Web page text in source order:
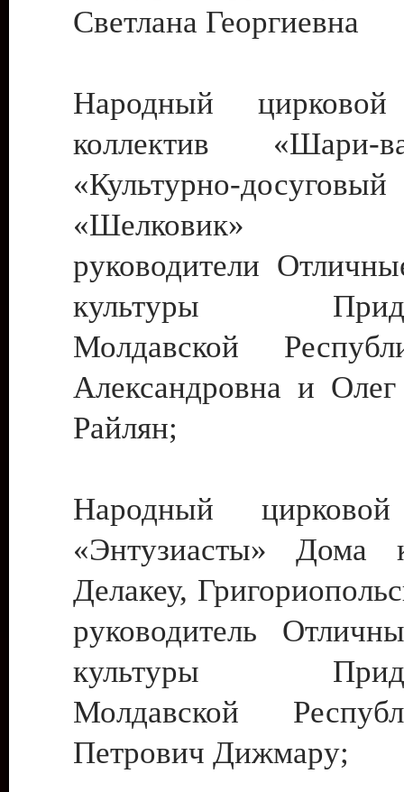
Светлана Георгиевна
Народный цирковой
коллектив
«Культурно-
«Шелковик»
руководители
культуры
Молдавской
Александровна и
Райлян;
Народный цирковой
«Энтузиасты» Дома
Делакеу,
руководитель
культуры
Молдавской
Петрович Дижмару;